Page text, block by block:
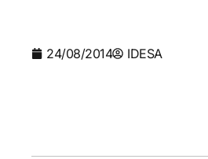
24/08/2014
IDESA